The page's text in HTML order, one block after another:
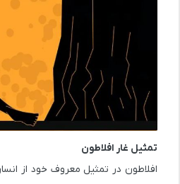
تمثیل غار افلاطون
افلاطون در تمثیل معروف خود از